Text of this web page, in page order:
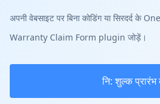
अपनी वेबसाइट पर बिना कोडिंग या सिरदर्द के
Warranty Claim Form plugin जोड़ें।
नि: शुल्क